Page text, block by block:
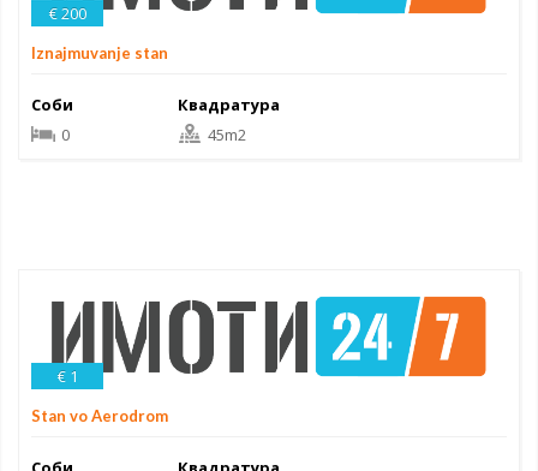
€ 200
Iznajmuvanje stan
Соби
0
Квадратура
45m2
€ 1
Stan vo Aerodrom